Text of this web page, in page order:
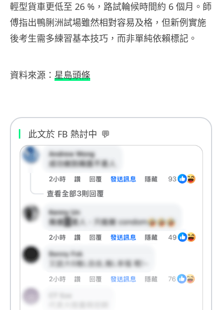
輕型貨車更低至 26 %，路試輪候時間約 6 個月。師
傅指出鴨脷洲試場雖然相對容易及格，但新例實施
後考生需多練習基本技巧，而非單純依賴標記。
資料來源： 星島頭條
此文於 FB 熱討中 💬